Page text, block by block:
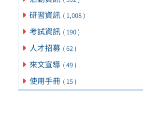
研習資訊 ( 1,008 )
考試資訊 ( 190 )
人才招募 ( 62 )
來文宣導 ( 49 )
使用手冊 ( 15 )